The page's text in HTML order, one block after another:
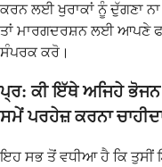
ਕਰਨ ਲਈ ਖੁਰਾਕਾਂ ਨੂੰ ਦੁੱਗਣਾ
ਤਾਂ ਮਾਰਗਦਰਸ਼ਨ ਲਈ ਆਪਣੇ
ਸੰਪਰਕ ਕਰੋ।
ਪ੍ਰ: ਕੀ ਇੱਥੇ ਅਜਿਹੇ
ਸਮੇਂ ਪਰਹੇਜ਼ ਕਰਨਾ
ਇਹ ਸਭ ਤੋਂ ਵਧੀਆ ਹੈ ਕਿ